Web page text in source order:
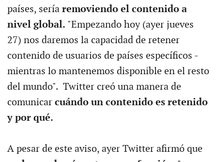
países, sería removiendo el contenido a
nivel global. "Empezando hoy (ayer jueves
27) nos daremos la capacidad de retener
contenido de usuarios de países específicos -
mientras lo mantenemos disponible en el resto
del mundo". Twitter creó una manera de
comunicarcuándo un contenido es retenido
y por qué.
A pesar de este aviso, ayer Twitter afirmó que